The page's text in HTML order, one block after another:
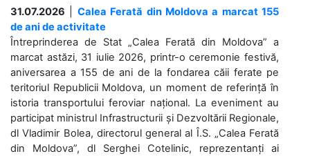
31.07.2026
Calea Ferată din Moldova a marcat 155
de ani de activitate
Întreprinderea de Stat „Calea Ferată din Moldova” a
marcat astăzi, 31 iulie 2026, printr-o ceremonie festivă,
aniversarea a 155 de ani de la fondarea căii ferate pe
teritoriul Republicii Moldova, un moment de referință în
istoria transportului feroviar național. La eveniment au
participat ministrul Infrastructurii și Dezvoltării Regionale,
dl Vladimir Bolea, directorul general al Î.S. „Calea Ferată
din Moldova”, dl Serghei Cotelinic, reprezentanți ai